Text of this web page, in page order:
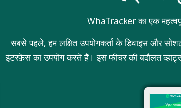
WhaTracker का एक
सबसे पहले, हम लक्षित उपयोगकर्ता के डिवाइस और
इंटरफ़ेस का उपयोग करते हैं। इस फीचर की बदौलत